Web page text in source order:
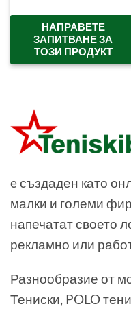
НАПРАВЕТЕ
ЗАПИТВАНЕ ЗА
ТОЗИ ПРОДУКТ
e създаден като
малки и големи
напечатат своето
рекламно или
Разнообразие от
Тениски, POLO